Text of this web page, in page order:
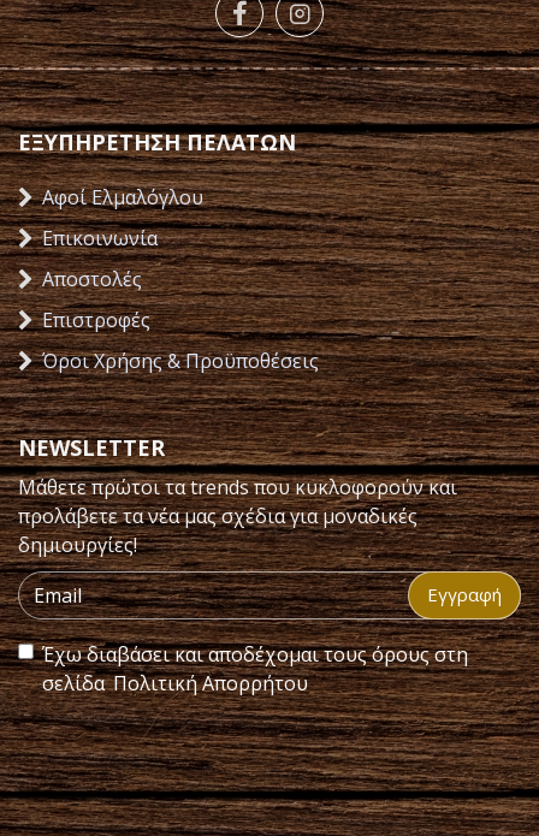
ΕΞΥΠΗΡΕΤΗΣΗ ΠΕΛΑΤΩΝ
Αφοί Ελμαλόγλου
Επικοινωνία
Αποστολές
Επιστροφές
Όροι Χρήσης & Προϋποθέσεις
NEWSLETTER
Μάθετε πρώτοι τα trends που κυκλοφορούν και
προλάβετε τα νέα μας σχέδια για μοναδικές
δημιουργίες!
Εγγραφή
Έχω διαβάσει και αποδέχομαι τους όρους στη
σελίδαΠολιτική Απορρήτου